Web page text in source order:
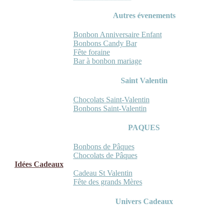
Autres évenements
Bonbon Anniversaire Enfant
Bonbons Candy Bar
Fête foraine
Bar à bonbon mariage
Saint Valentin
Chocolats Saint-Valentin
Bonbons Saint-Valentin
PAQUES
Bonbons de Pâques
Chocolats de Pâques
Idées Cadeaux
Cadeau St Valentin
Fête des grands Mères
Univers Cadeaux